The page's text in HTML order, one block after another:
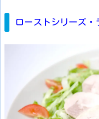
ローストシリーズ・